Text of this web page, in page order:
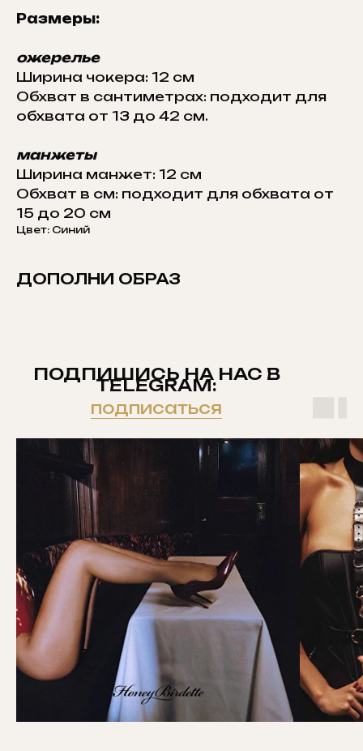
Размеры:
ожерелье
Ширина чокера: 12 см
Обхват в сантиметрах: подходит для
обхвата от 13 до 42 см.
манжеты
Ширина манжет: 12 см
Обхват в см: подходит для обхвата от
15 до 20 см
Цвет: Синий
ДОПОЛНИ ОБРАЗ
ПОДПИШИСЬ НА НАС В
TELEGRAM:
подписаться